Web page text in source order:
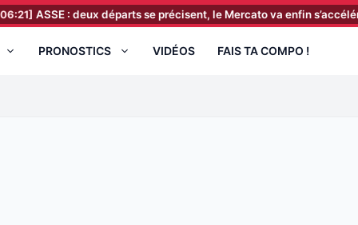
: deux départs se précisent, le Mercato va enfin s’accélérer
PRONOSTICS VIDÉOS FAIS TA COMPO !